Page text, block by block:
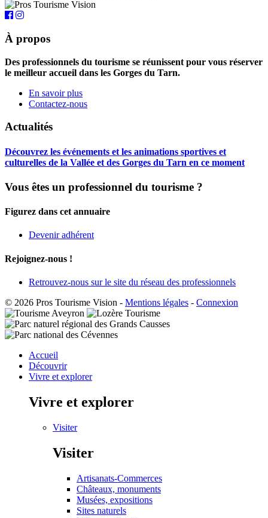
À propos
Des professionnels du tourisme se réunissent pour vous réserver
le meilleur accueil dans les Gorges du Tarn.
En savoir plus
Contactez-nous
Actualités
Découvrez les événements et les animations sportives et
culturelles de la Vallée et des Gorges du Tarn en ce moment
Vous êtes un professionnel du tourisme ?
Figurez dans cet annuaire
Devenir adhérent
Rejoignez-nous !
Retrouvez-nous sur le site du réseau des professionnels
© 2026 Pros Tourisme Vision - Mentions légales - Connexion
Accueil
Découvrir
Vivre et explorer
Vivre et explorer
Visiter
Visiter
Artisanats-Commerces
Châteaux, monuments
Musées, expositions
Sites naturels